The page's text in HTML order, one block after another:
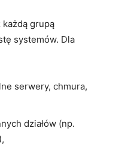
grupą
systemów. Dla
serwery, chmura,
działów (np.